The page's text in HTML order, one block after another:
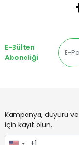
E-Bülten
Aboneliği
Kampanya, duyuru
için kayıt olun.